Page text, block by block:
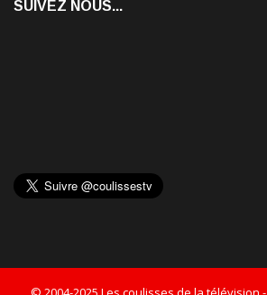
SUIVEZ NOUS...